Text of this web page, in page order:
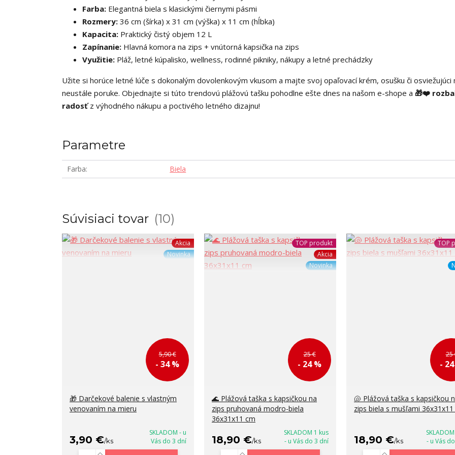
Farba: Elegantná biela s klasickými čiernymi pásmi
Rozmery: 36 cm (šírka) x 31 cm (výška) x 11 cm (hĺbka)
Kapacita: Praktický čistý objem 12 L
Zapínanie: Hlavná komora na zips + vnútorná kapsička na zips
Využitie: Pláž, letné kúpalisko, wellness, rodinné pikniky, nákupy a letné prechádzky
Užite si horúce letné lúče s dokonalým dovolenkovým vkusom a majte svoj opaľovací krém, osušku či osviežujúci
neustále poruke. Objednajte si túto trendovú plážovú tašku pohodlne ešte dnes na našom e-shope a 🎁❤️
radosťz výhodného nákupu a poctivého letného dizajnu!
Parametre
Farba Biela
Súvisiaci tovar 10
Akcia
Novinka
5,90 €
- 34 %
🎁 Darčekové balenie s vlastným
venovaním na mieru
3,90 €/ks
SKLADOM - u
Vás do 3 dní
TOP produkt
Akcia
Novinka
25 €
- 24 %
🌊 Plážová taška s kapsičkou na
zips pruhovaná modro-biela
36x31x11 cm
18,90 €/ks
SKLADOM 1 kus
- u Vás do 3 dní
TOP
25
-
🐚 Plážová taška s kapsičkou
zips biela s mušľami
18,90 €/ks
- u Vás